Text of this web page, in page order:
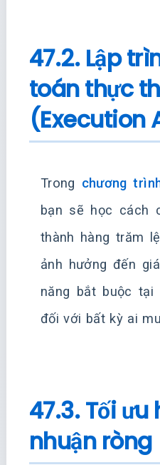
47.2. Lập
toán thực
(Execution
Trong chương
bạn sẽ học cách
thành hàng trăm
ảnh hưởng đến
năng bắt buộc tại
đối với bất kỳ ai
47.3. Tối ưu
nhuận ròng